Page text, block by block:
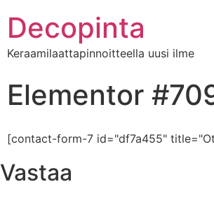
Decopinta
Keraamilaattapinnoitteella uusi ilme
Elementor
[contact-form-7 id="df7a455"
Vastaa